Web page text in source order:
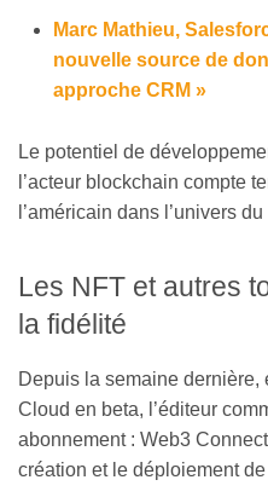
Marc Mathieu,
nouvelle source de
approche CRM »
Le potentiel de
l’acteur blockchain compte
l’américain dans l’univers du
Les NFT et autres
la fidélité
Depuis la semaine
Cloud en beta, l’éditeur
abonnement : Web3
création et le déploiement de